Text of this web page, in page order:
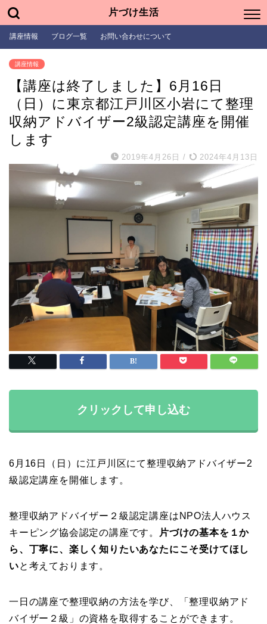
片づけ生活
講座情報 ブログ一覧 お問い合わせについて
講座情報
【講座は終了しました】6月16日
（日）に東京都江戸川区小岩にて整理
収納アドバイザー2級認定講座を開催
します
2019年4月26日 / 2024年4月13日
クリックして申し込む
6月16日（日）に江戸川区にて整理収納アドバイザー2
級認定講座を開催します。
整理収納アドバイザー２級認定講座はNPO法人ハウス
キーピング協会認定の講座です。
片づけの基本を１か
ら、丁寧に、楽しく知りたいあなたにこそ受けてほし
いと考えております。
一日の講座で整理収納の方法を学び、「整理収納アド
バイザー２級」の資格を取得することができます。